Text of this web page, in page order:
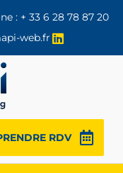
: + 33 6 28 78 87 20
web.fr
RDV